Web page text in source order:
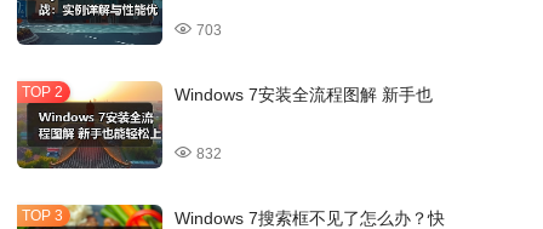
703
Windows 7安装全流程图解 新手也
832
Windows 7搜索框不见了怎么办？快